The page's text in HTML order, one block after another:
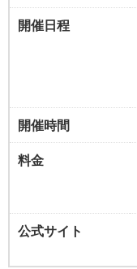
開催日程
開催時間
料金
公式サイト